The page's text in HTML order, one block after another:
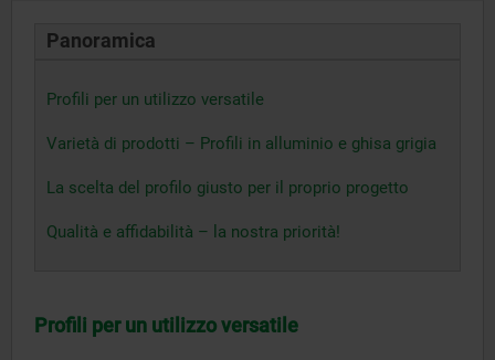
Panoramica
Profili per un utilizzo versatile
Varietà di prodotti – Profili in alluminio e ghisa grigia
La scelta del profilo giusto per il proprio progetto
Qualità e affidabilità – la nostra priorità!
Profili per un utilizzo versatile